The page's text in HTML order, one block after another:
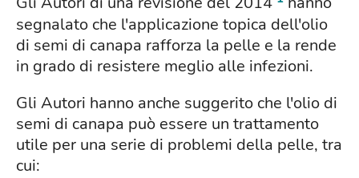
segnalato che l'applicazione topica dell'olio
di semi di canapa rafforza la pelle e la rende
in grado di resistere meglio alle infezioni.
Gli Autori hanno anche suggerito che l'olio di
semi di canapa può essere un trattamento
utile per una serie di problemi della pelle, tra
cui: